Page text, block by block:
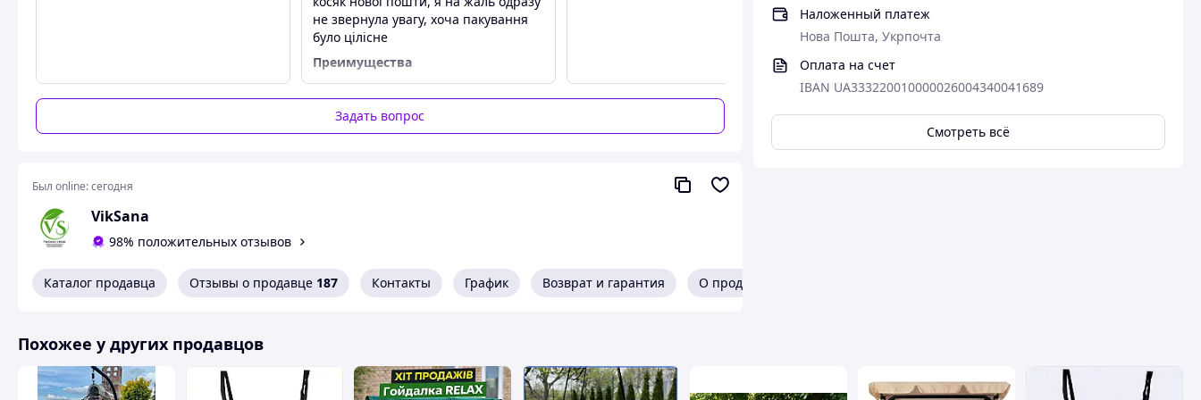
Наложенный платеж
Нова Пошта, Укрпочта
Оплата на счет
IBAN UA333220010000026004340041689
Смотреть всё
навантаження до 130кг
вага 15кг.
Весь асортимент за посиланням"VikSana" - контакти, товари, послуги, ціни
Похожие товары по характеристикам
не звернула увагу, хоча пакування
було цілісне
Преимущества
Зручне, красиве
Недостатки
Трошки пошкоджено
Задать вопрос
Был online:сегодня
VikSana
98% положительных отзывов
Каталог продавца Отзывы о продавце 187 Контакты График Возврат и гарантия О продавце
Похожее у других продавцов